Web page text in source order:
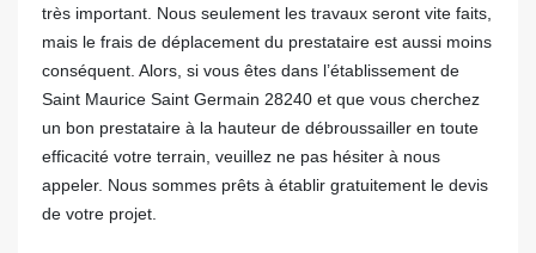
très important. Nous seulement les travaux seront vite faits,
mais le frais de déplacement du prestataire est aussi moins
conséquent. Alors, si vous êtes dans l’établissement de
Saint Maurice Saint Germain 28240 et que vous cherchez
un bon prestataire à la hauteur de débroussailler en toute
efficacité votre terrain, veuillez ne pas hésiter à nous
appeler. Nous sommes prêts à établir gratuitement le devis
de votre projet.